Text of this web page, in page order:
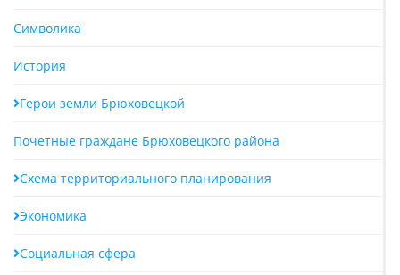
Символика
История
Герои земли Брюховецкой
Почетные граждане Брюховецкого района
Схема территориального планирования
Экономика
Социальная сфера